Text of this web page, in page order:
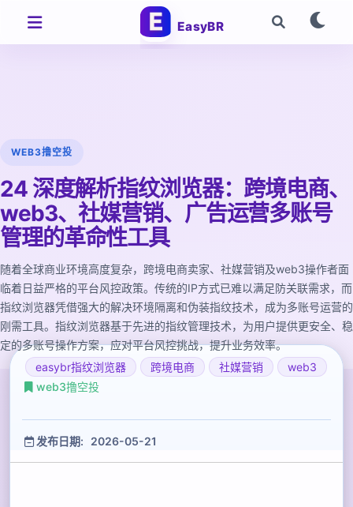
EasyBR
WEB3撸空投
24 深度解析指纹浏览器：跨境电商、
web3、社媒营销、广告运营多账号
管理的革命性工具
随着全球商业环境高度复杂，跨境电商卖家、社媒营销及web3操作者面
临着日益严格的平台风控政策。传统的IP方式已难以满足防关联需求，而
指纹浏览器凭借强大的解决环境隔离和伪装指纹技术，成为多账号运营的
刚需工具。指纹浏览器基于先进的指纹管理技术，为用户提供更安全、稳
定的多账号操作方案，应对平台风控挑战，提升业务效率。
easybr指纹浏览器
跨境电商 社媒营销
web3
web3撸空投
发布日期: 2026-05-21